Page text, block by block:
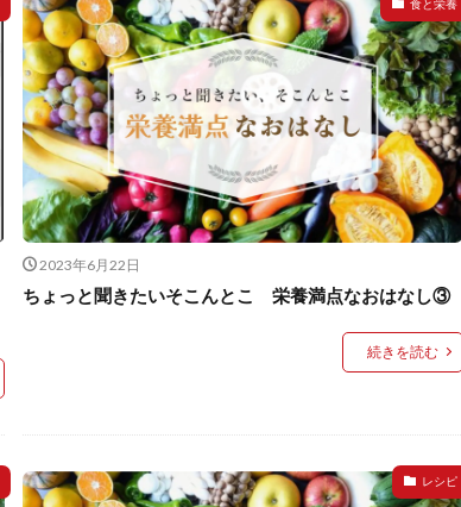
食と栄養
2023年6月22日
ちょっと聞きたいそこんとこ 栄養満点なおはなし③
続きを読む
レシピ